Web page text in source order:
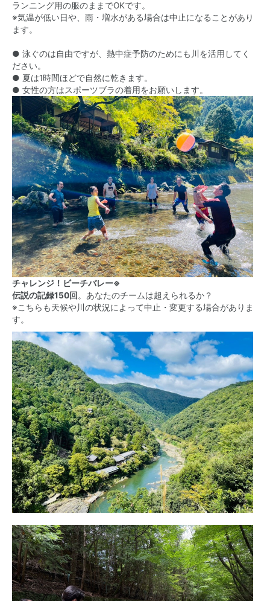
ランニング用の服のままでOKです。
※気温が低い日や、雨・増水がある場合は中止になることがあり
ます。
● 泳ぐのは自由ですが、熱中症予防のためにも川を活用してく
ださい。
● 夏は1時間ほどで自然に乾きます。
● 女性の方はスポーツブラの着用をお願いします。
チャレンジ！ビーチバレー※
伝説の記録150回 。あなたのチームは超えられるか？
※こちらも天候や川の状況によって中止・変更する場合がありま
す。